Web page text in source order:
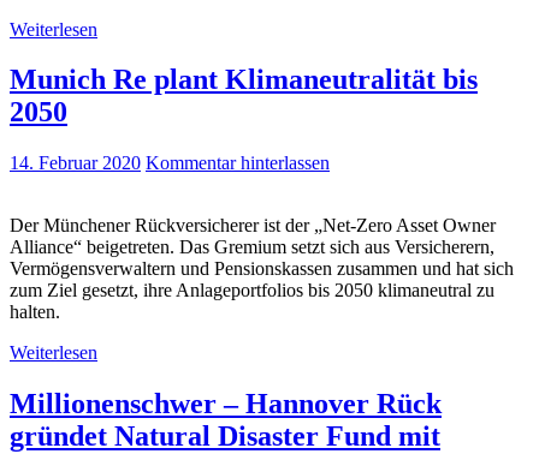
Weiterlesen
Munich Re plant Klimaneutralität bis
2050
14. Februar 2020 Kommentar hinterlassen
Der Münchener Rückversicherer ist der „Net-Zero Asset Owner
Alliance“ beigetreten. Das Gremium setzt sich aus Versicherern,
Vermögensverwaltern und Pensionskassen zusammen und hat sich
zum Ziel gesetzt, ihre Anlageportfolios bis 2050 klimaneutral zu
halten.
Weiterlesen
Millionenschwer – Hannover Rück
gründet Natural Disaster Fund mit